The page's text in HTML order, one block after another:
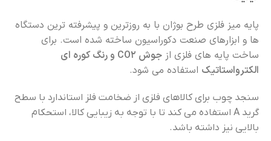
پایه میز فلزی طرح بوژان با به روزترین و پیشرفته ترین دستگاه
ها و ابزارهای صنعت دکوراسیون ساخته شده است. برای
ساخت پایه های فلزی از
جوش CO2 و رنگ کوره ای
الکترواستاتیک استفاده می شود.
سنجد چوب برای کالاهای فلزی از ضخامت فلز استاندارد با سطح
گرید A استفاده می کند تا با توجه به زیبایی کالا، استحکام
بالایی نیز داشته باشد.